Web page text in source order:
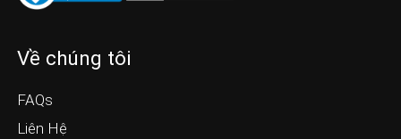
Về chúng tôi
FAQs
Liên Hệ